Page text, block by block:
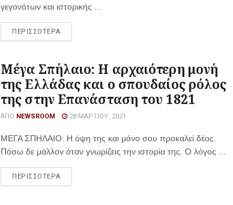
γεγονότων και ιστορικής ...
ΠΕΡΙΣΣΟΤΕΡΑ
Μέγα Σπήλαιο: Η αρχαιότερη μονή
της Ελλάδας και ο σπουδαίος ρόλος
της στην Επανάσταση του 1821
ΑΠΌ NEWSROOM 28 ΜΑΡΤΊΟΥ, 2021
ΜΕΓΑ ΣΠΗΛΑΙΟ: Η όψη της και μόνο σου προκαλεί δέος.
Πόσω δε μάλλον όταν γνωρίζεις την ιστορία της. Ο λόγος ...
ΠΕΡΙΣΣΟΤΕΡΑ